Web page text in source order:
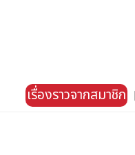
เรื่องราวจากสมาชิก